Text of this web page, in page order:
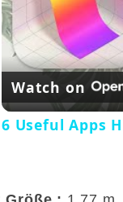
Watch on
6 Useful Apps